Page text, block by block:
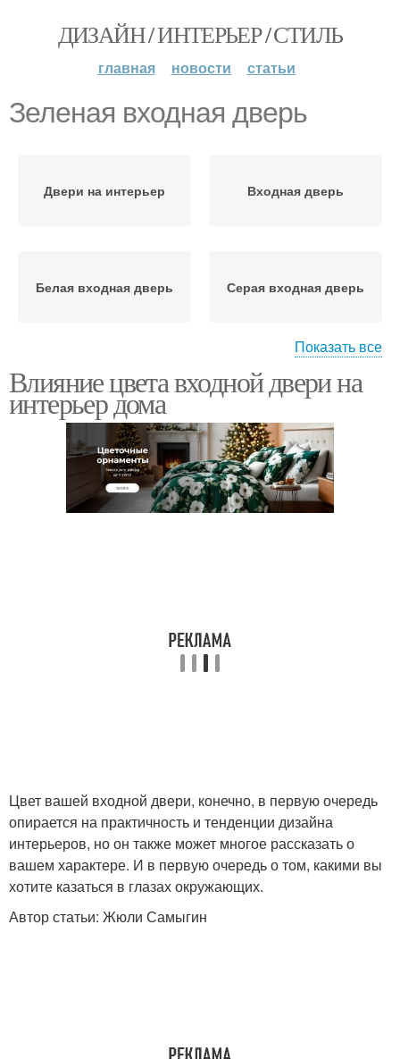
ДИЗАЙН / ИНТЕРЬЕР / СТИЛЬ
главная новости статьи
Зеленая входная дверь
Двери на интерьер Входная дверь
Белая входная дверь Серая входная дверь
Красная входная дверь
Фиолетовая входная
дверь
Желтая входная дверь Входные двери
Показать все
Влияние цвета входной двери на
интерьер дома
Цвет вашей входной двери, конечно, в первую очередь
опирается на практичность и тенденции дизайна
интерьеров, но он также может многое рассказать о
вашем характере. И в первую очередь о том, какими вы
хотите казаться в глазах окружающих.
Автор статьи: Жюли Самыгин